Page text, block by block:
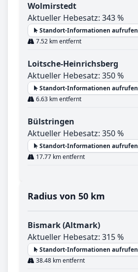
Wolmirstedt
Aktueller Hebesatz: 343 %
Standort-Informationen aufrufen
7.52 km entfernt
Loitsche-Heinrichsberg
Aktueller Hebesatz: 350 %
Standort-Informationen aufrufen
6.63 km entfernt
Bülstringen
Aktueller Hebesatz: 350 %
Standort-Informationen aufrufen
17.77 km entfernt
Radius von 50 km
Bismark (Altmark)
Aktueller Hebesatz: 315 %
Standort-Informationen aufrufen
38.48 km entfernt